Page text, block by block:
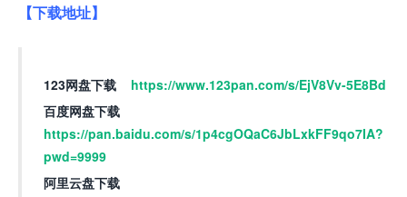
【下载地址】
123网盘下载 https://www.123pan.com/s/EjV8Vv-5E8Bd
百度网盘下载
https://pan.baidu.com/s/1p4cgOQaC6JbLxkFF9qo7IA?
pwd=9999
阿里云盘下载